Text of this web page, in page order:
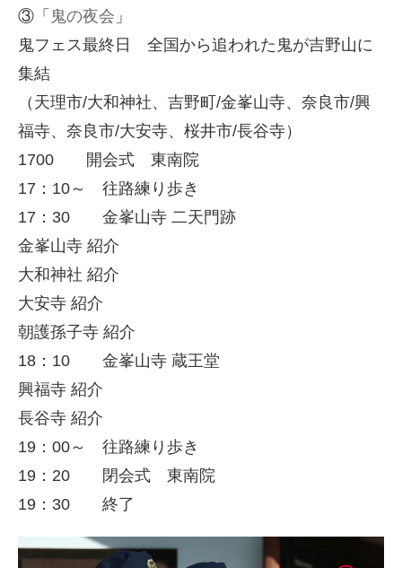
③「 鬼の夜会 」
鬼フェス最終日 全国から追われた鬼が吉野山に
集結
（天理市/大和神社、吉野町/金峯山寺、奈良市/興
福寺、奈良市/大安寺、桜井市/長谷寺）
1700 開会式 東南院
17：10～ 往路練り歩き
17：30 金峯山寺 二天門跡
金峯山寺 紹介
大和神社 紹介
大安寺 紹介
朝護孫子寺 紹介
18：10 金峯山寺 蔵王堂
興福寺 紹介
長谷寺 紹介
19：00～ 往路練り歩き
19：20 閉会式 東南院
19：30 終了